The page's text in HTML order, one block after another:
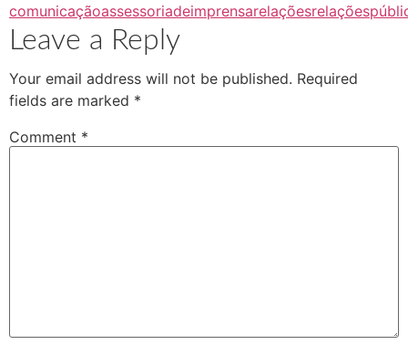
comunicaçãoassessoriadeimprensarelações
Leave a Reply
Your email address will not be published. Required
fields are marked *
Comment *